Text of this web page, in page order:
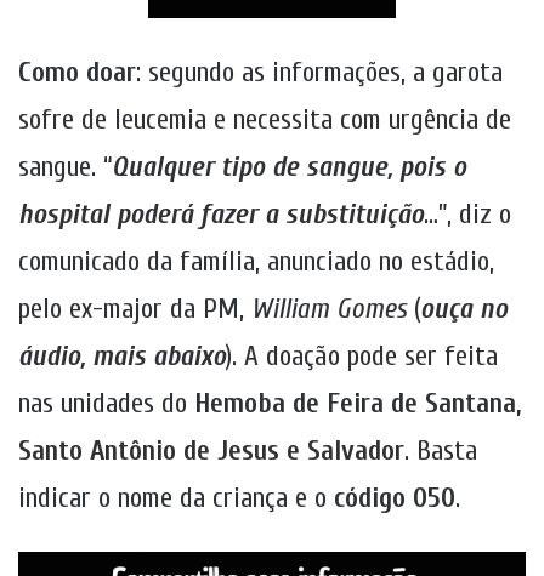
Como doar: segundo as informações, a garota
sofre de leucemia e necessita com urgência de
sangue. “Qualquer tipo de sangue, pois o
hospital poderá fazer a substituição…”, diz o
comunicado da família, anunciado no estádio,
pelo ex-major da PM, William Gomes(ouça no
áudio, mais abaixo). A doação pode ser feita
nas unidades do Hemoba de Feira de Santana,
Santo Antônio de Jesus e Salvador. Basta
indicar o nome da criança e o código 050.